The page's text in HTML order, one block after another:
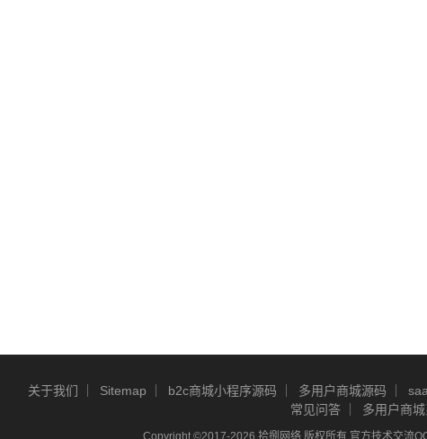
关于我们 Sitemap b2c商城小程序源码 多用户商城源码
常见问答
多用户商
Copyright ©2017-2026 拾捌网络 版权所有 官方技术交流